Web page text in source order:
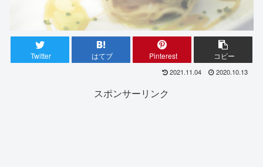
Twitter はてブ Pinterest コピー
2021.11.04 2020.10.13
スポンサーリンク